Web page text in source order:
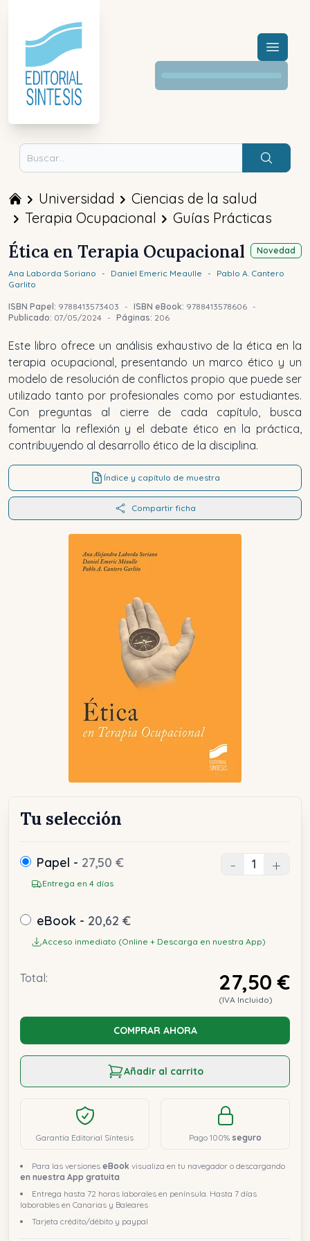
Menú
Buscar
Universidad
Ciencias de la salud
Terapia Ocupacional
Guías Prácticas
Novedad
Ética en Terapia Ocupacional
Ana Laborda Soriano - Daniel Emeric Meaulle - Pablo A. Cantero
Garlito
ISBN Papel: 9788413573403 - ISBN eBook: 9788413578606 -
Publicado: 07/05/2024 - Páginas: 206
Este libro ofrece un análisis exhaustivo de la ética en la
terapia ocupacional, presentando un marco ético y un
modelo de resolución de conflictos propio que puede ser
utilizado tanto por profesionales como por estudiantes.
Con preguntas al cierre de cada capítulo, busca
fomentar la reflexión y el debate ético en la práctica,
contribuyendo al desarrollo ético de la disciplina.
Índice y capítulo de muestra
Compartir ficha
Tu selección
Papel - 27,50 €
Entrega en 4 días
- +
eBook - 20,62 €
Acceso inmediato (Online + Descarga en nuestra App)
Total: 27,50 €
(IVA Incluido)
COMPRAR AHORA
Añadir al carrito
Garantía Editorial Síntesis Pago 100% seguro
Para las versiones eBook visualiza en tu navegador o descargando
en nuestra App gratuita
Entrega hasta 72 horas laborales en península. Hasta 7 días
laborables en Canarias y Baleares
Tarjeta crédito/débito y paypal